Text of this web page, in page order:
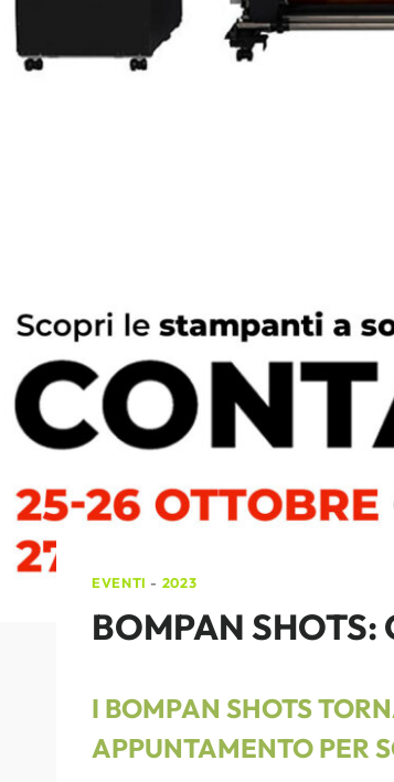
EVENTI - 2023
BOMPAN SHOTS:
I BOMPAN SHOTS
APPUNTAMENTO PER